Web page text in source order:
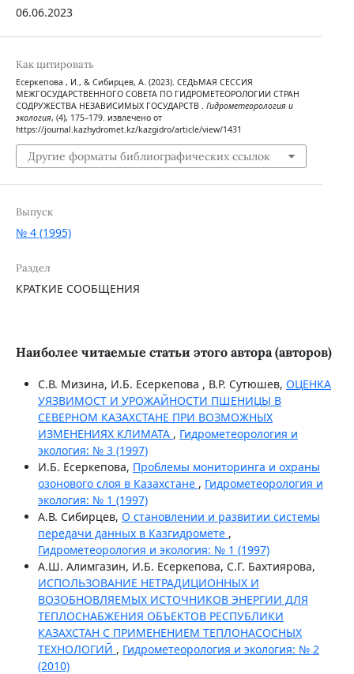
06.06.2023
Как цитировать
Есеркепова , И., & Сибирцев, А. (2023). СЕДЬМАЯ СЕССИЯ
МЕЖГОСУДАРСТВЕННОГО СОВЕТА ПО ГИДРОМЕТЕОРОЛОГИИ СТРАН
СОДРУЖЕСТВА НЕЗАВИСИМЫХ ГОСУДАРСТВ . Гидрометеорология и
экология, (4), 175–179. извлечено от
https://journal.kazhydromet.kz/kazgidro/article/view/1431
Другие форматы библиографических ссылок
Выпуск
№ 4 (1995)
Раздел
КРАТКИЕ СООБЩЕНИЯ
Наиболее читаемые статьи этого автора (авторов)
С.В. Мизина, И.Б. Есеркепова , В.Р. Сутюшев, ОЦЕНКА
УЯЗВИМОСТ И УРОЖАЙНОСТИ ПШЕНИЦЫ В
СЕВЕРНОМ КАЗАХСТАНЕ ПРИ ВОЗМОЖНЫХ
ИЗМЕНЕНИЯХ КЛИМАТА , Гидрометеорология и
экология: № 3 (1997)
И.Б. Есеркепова, Проблемы мониторинга и охраны
озонового слоя в Казахстане , Гидрометеорология и
экология: № 1 (1997)
А.В. Сибирцев, О становлении и развитии системы
передачи данных в Казгидромете ,
Гидрометеорология и экология: № 1 (1997)
А.Ш. Алимгазин, И.Б. Есеркепова, С.Г. Бахтиярова,
ИСПОЛЬЗОВАНИЕ НЕТРАДИЦИОННЫХ И
ВОЗОБНОВЛЯЕМЫХ ИСТОЧНИКОВ ЭНЕРГИИ ДЛЯ
ТЕПЛОСНАБЖЕНИЯ ОБЪЕКТОВ РЕСПУБЛИКИ
КАЗАХСТАН С ПРИМЕНЕНИЕМ ТЕПЛОНАСОСНЫХ
ТЕХНОЛОГИЙ , Гидрометеорология и экология: № 2
(2010)